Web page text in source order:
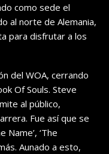
como sede el
al norte de Alemania,
para disfrutar a los
del WOA, cerrando
Of Souls. Steve
al público,
Fue así que se
Name’, ‘The
Aunado a esto,